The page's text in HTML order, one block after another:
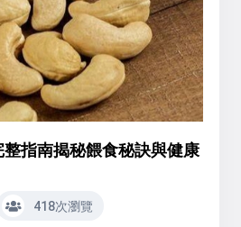
指南揭秘餵食秘訣與健康
418次瀏覽